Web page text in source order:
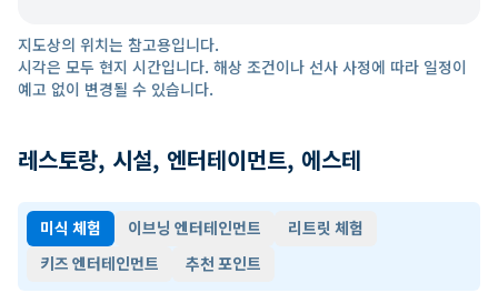
지도상의 위치는 참고용입니다.
시각은 모두 현지 시간입니다. 해상 조건이나 선사 사정에 따라 일정이
예고 없이 변경될 수 있습니다.
레스토랑, 시설, 엔터테이먼트, 에스테
미식 체험 이브닝 엔터테인먼트
리트릿 체험
키즈 엔터테인먼트
추천 포인트